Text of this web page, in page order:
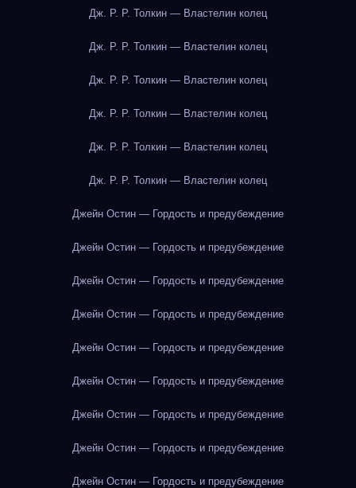
Дж. Р. Р. Толкин — Властелин колец
Дж. Р. Р. Толкин — Властелин колец
Дж. Р. Р. Толкин — Властелин колец
Дж. Р. Р. Толкин — Властелин колец
Дж. Р. Р. Толкин — Властелин колец
Дж. Р. Р. Толкин — Властелин колец
Джейн Остин — Гордость и предубеждение
Джейн Остин — Гордость и предубеждение
Джейн Остин — Гордость и предубеждение
Джейн Остин — Гордость и предубеждение
Джейн Остин — Гордость и предубеждение
Джейн Остин — Гордость и предубеждение
Джейн Остин — Гордость и предубеждение
Джейн Остин — Гордость и предубеждение
Джейн Остин — Гордость и предубеждение